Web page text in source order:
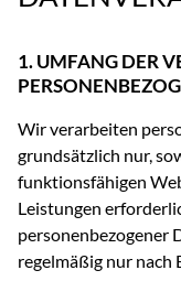
1. UMFANG DER
Wir verarbeiten
grundsätzlich nur,
funktionsfähigen
Leistungen
personenbezogener
regelmäßig nur nach